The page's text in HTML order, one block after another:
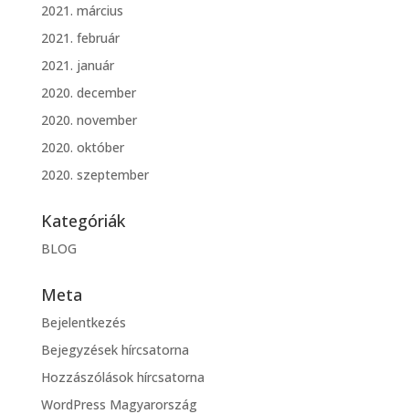
2021. március
2021. február
2021. január
2020. december
2020. november
2020. október
2020. szeptember
Kategóriák
BLOG
Meta
Bejelentkezés
Bejegyzések hírcsatorna
Hozzászólások hírcsatorna
WordPress Magyarország